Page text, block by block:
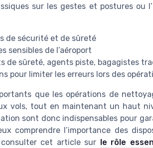
sur les gestes et postures ou
de sécurité et de sûreté
sensibles de l’aéroport
de sûreté, agents piste, bagagistes
pour limiter les erreurs lors des
que les opérations de
vols, tout en maintenant un haut
sont donc indispensables pour
comprendre l’importance des
cet article sur
le rôle